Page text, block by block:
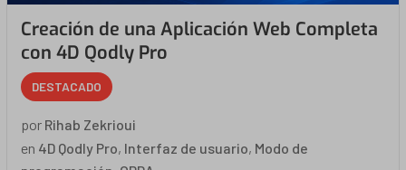
Creación de una Aplicación Web Completa
con 4D Qodly Pro
DESTACADO
por Rihab Zekrioui
en 4D Qodly Pro, Interfaz de usuario, Modo de